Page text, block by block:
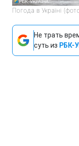
Погода в Україні
Не трать
суть из РБК-